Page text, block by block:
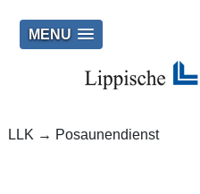
MENU
LLK → Posaunendienst